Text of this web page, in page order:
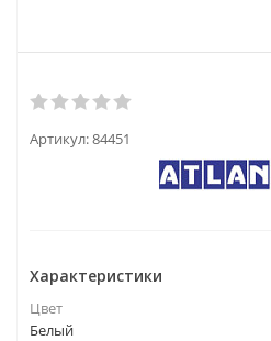
Артикул:84451
Характеристики
Цвет
Белый